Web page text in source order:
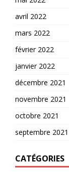
avril 2022
mars 2022
février 2022
janvier 2022
décembre 2021
novembre 2021
octobre 2021
septembre 2021
CATÉGORIES